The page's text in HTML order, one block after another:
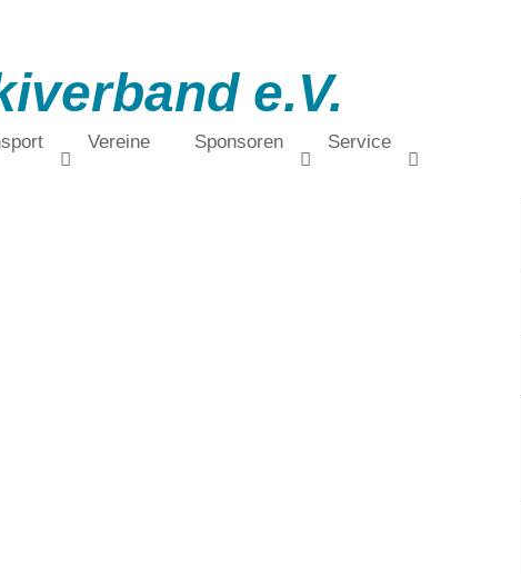
e.V.
Vereine Sponsoren Service